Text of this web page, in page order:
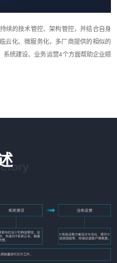
续的技术管控、架构管控，并结合自身
云化、微服务化，多厂商提供的相似的
系统建设、业务运营4个方面帮助企业顺